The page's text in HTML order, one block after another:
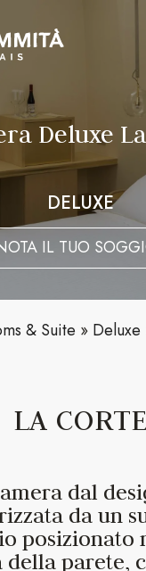
Deluxe
DELUXE
IL TUO
& Suite » Deluxe
LA CORTE
dal
da un
posizionato
della parete,